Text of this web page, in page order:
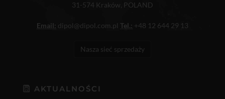
31-574 Kraków, POLAND
Email: dipol@dipol.com.pl Tel.: +48 12 644 29 13
Nasza sieć sprzedaży
AKTUALNOŚCI